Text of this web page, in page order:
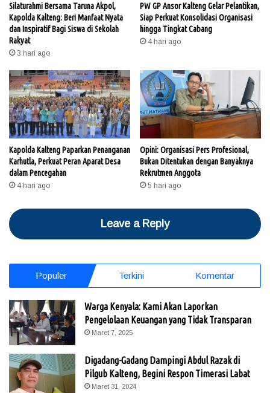
Silaturahmi Bersama Taruna Akpol,
Kapolda Kalteng: Beri Manfaat Nyata
dan Inspiratif Bagi Siswa di Sekolah
Rakyat
3 hari ago
PW GP Ansor Kalteng Gelar Pelantikan,
Siap Perkuat Konsolidasi Organisasi
hingga Tingkat Cabang
4 hari ago
Kapolda Kalteng Paparkan Penanganan
Karhutla, Perkuat Peran Aparat Desa
dalam Pencegahan
4 hari ago
Opini: Organisasi Pers Profesional,
Bukan Ditentukan dengan Banyaknya
Rekrutmen Anggota
5 hari ago
Leave a Reply
Populer Terkini Komentar
Warga Kenyala: Kami Akan Laporkan
Pengelolaan Keuangan yang Tidak Transparan
Maret 7, 2025
Digadang-Gadang Dampingi Abdul Razak di
Pilgub Kalteng, Begini Respon Timerasi Labat
Maret 31, 2024